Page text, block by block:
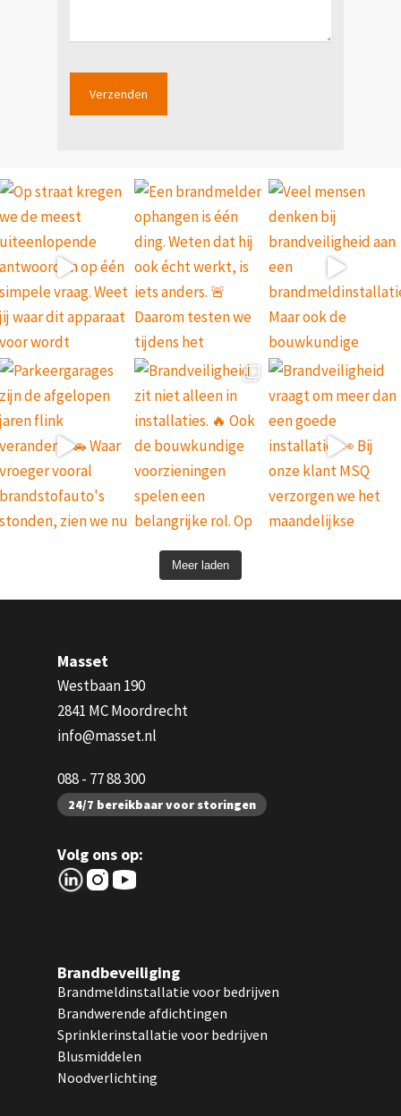
Meer laden
Masset
Westbaan 190
2841 MC Moordrecht
info@masset.nl
088 - 77 88 300
24/7 bereikbaar voor storingen
Volg ons op:
Brandbeveiliging
Brandmeldinstallatie voor bedrijven
Brandwerende afdichtingen
Sprinklerinstallatie voor bedrijven
Blusmiddelen
Noodverlichting